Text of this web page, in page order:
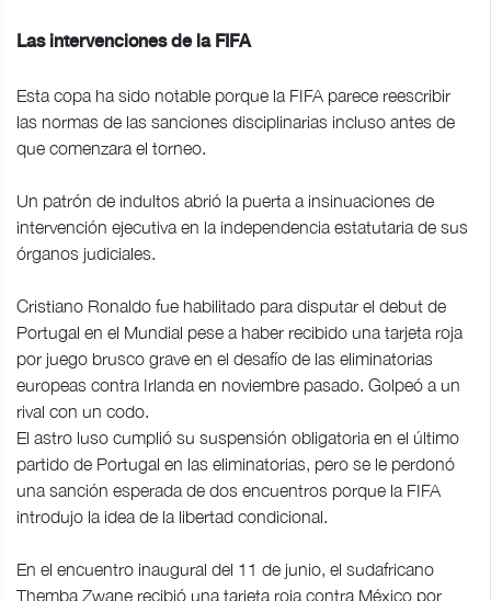
Las intervenciones de la FIFA
Esta copa ha sido notable porque la FIFA parece reescribir
las normas de las sanciones disciplinarias incluso antes de
que comenzara el torneo.
Un patrón de indultos abrió la puerta a insinuaciones de
intervención ejecutiva en la independencia estatutaria de sus
órganos judiciales.
Cristiano Ronaldo fue habilitado para disputar el debut de
Portugal en el Mundial pese a haber recibido una tarjeta roja
por juego brusco grave en el desafío de las eliminatorias
europeas contra Irlanda en noviembre pasado. Golpeó a un
rival con un codo.
El astro luso cumplió su suspensión obligatoria en el último
partido de Portugal en las eliminatorias, pero se le perdonó
una sanción esperada de dos encuentros porque la FIFA
introdujo la idea de la libertad condicional.
En el encuentro inaugural del 11 de junio, el sudafricano
Themba Zwane recibió una tarjeta roja contra México por